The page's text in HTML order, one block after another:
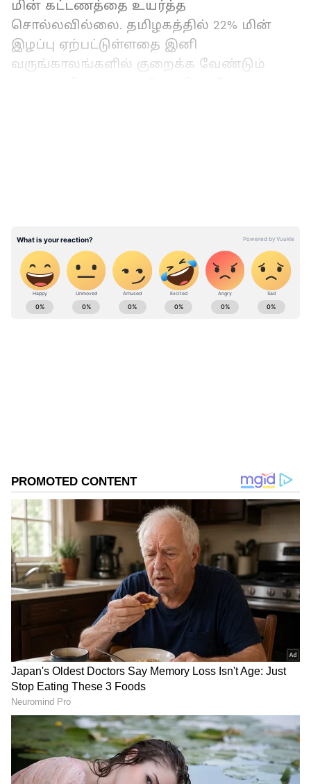
மின் கட்டணத்தை உயர்த்த
சொல்லவில்லை. தமிழகத்தில் 22% மின்
இழப்பு ஏற்பட்டுள்ளதை இனி
வருங்காலங்களில் குறைக்க வேண்டும்
கரையுடன் காண்டம்.. தாளாளர் மகன்கள்
எங்கே? பகீர் கிளப்பும் வி.சி.க. மாவட்ட
செயலாளர்
ABOUT THE AUTHOR
DOWNLOAD APP